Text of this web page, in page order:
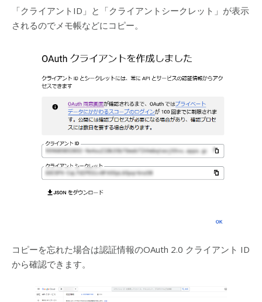
「クライアントID」と「クライアントシークレット」が表示
されるのでメモ帳などにコピー。
コピーを忘れた場合は認証情報のOAuth 2.0 クライアント ID
から確認できます。